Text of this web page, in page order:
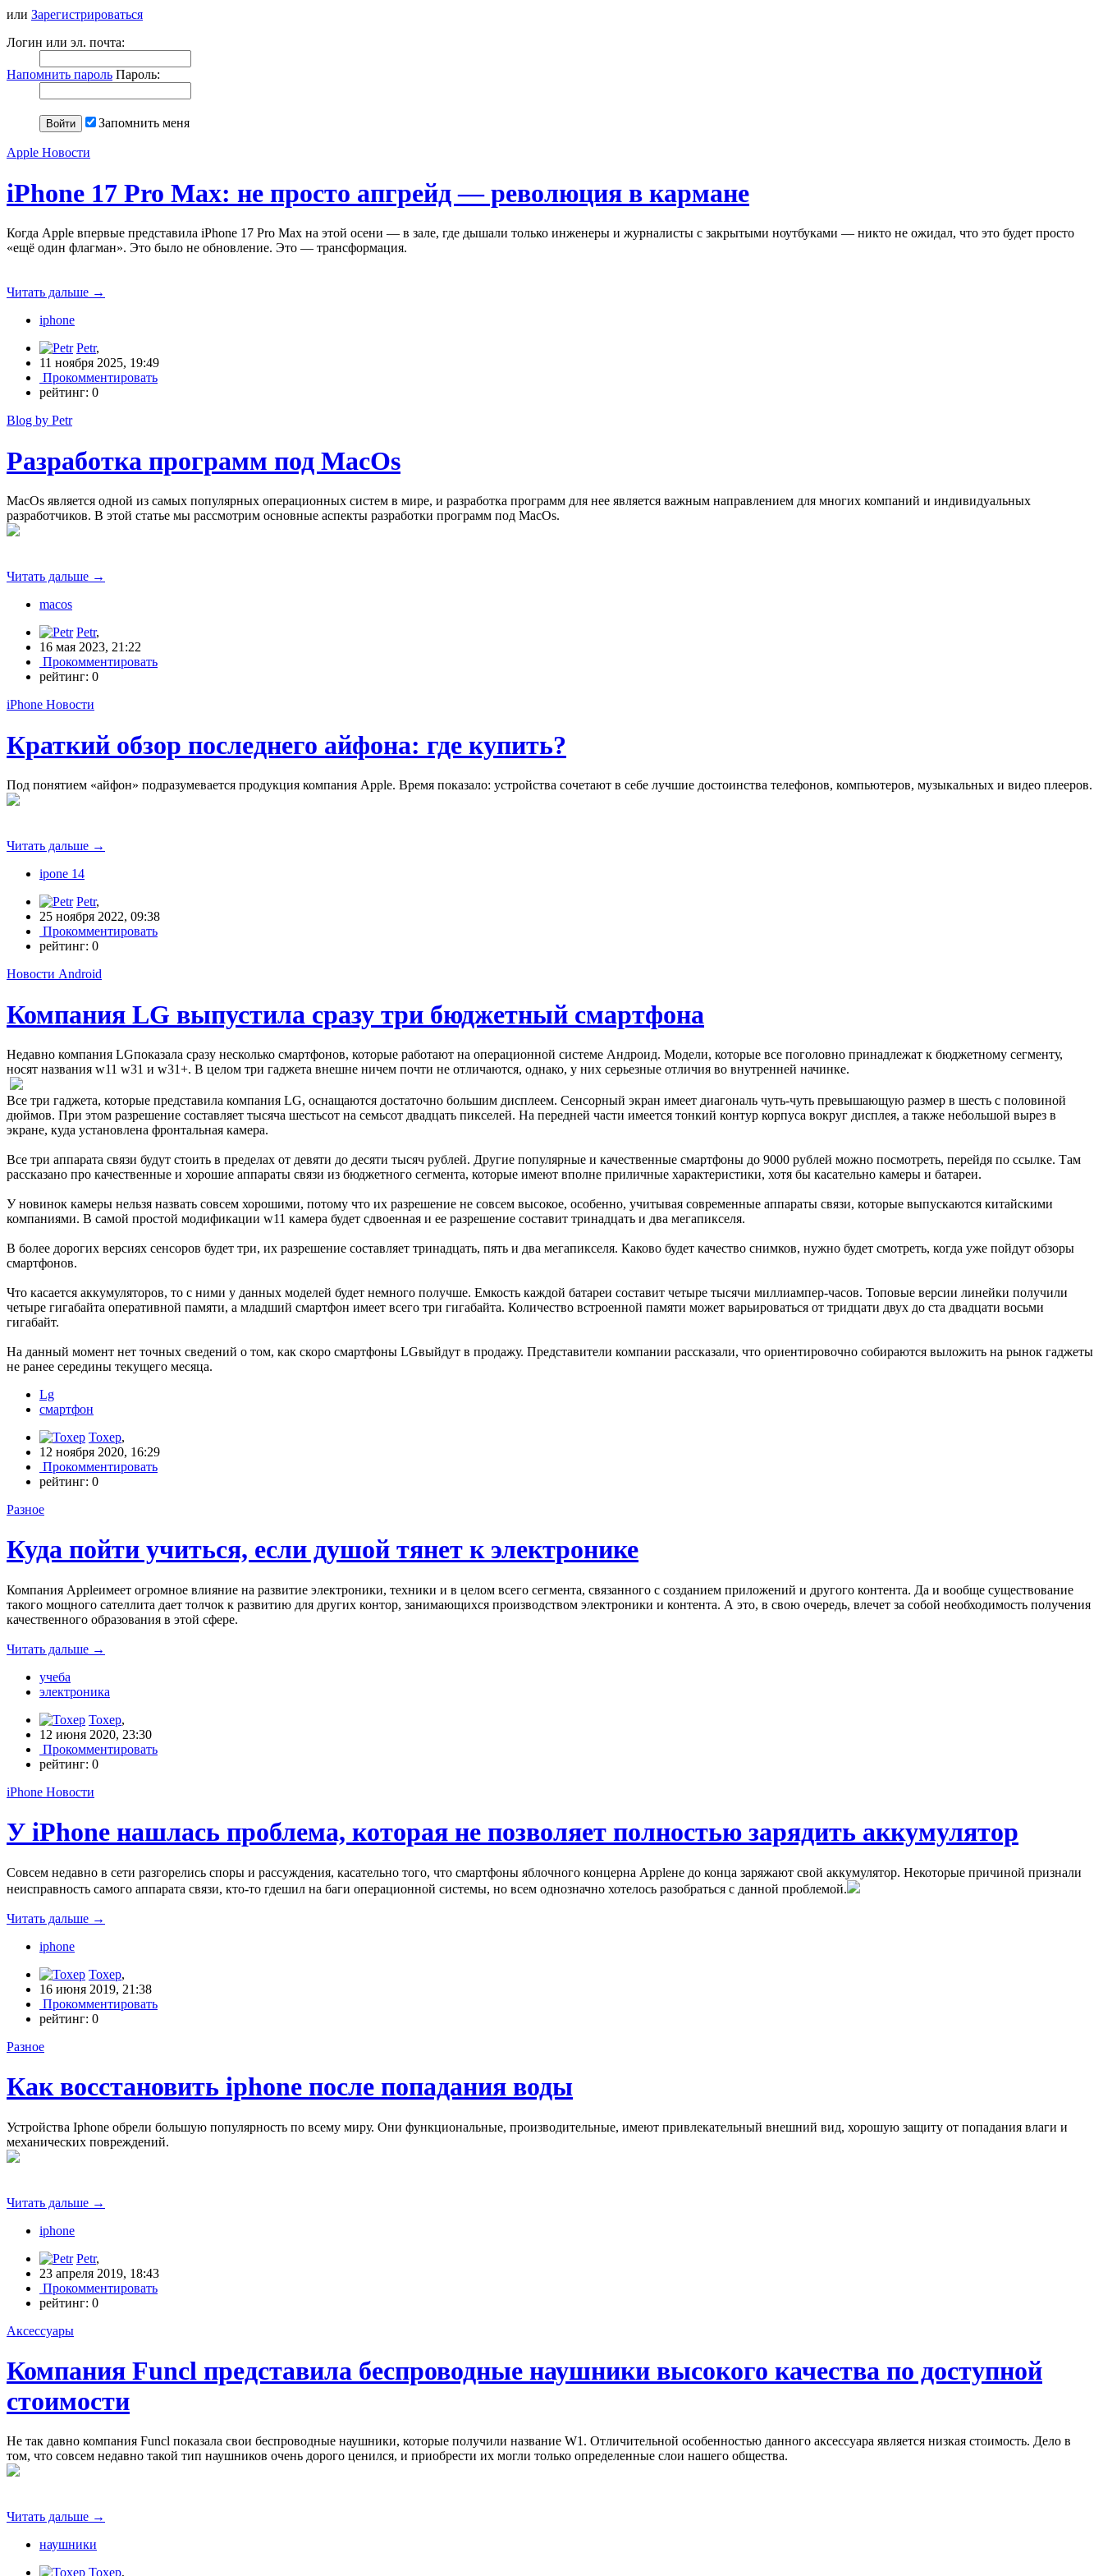
или Зарегистрироваться
Логин или эл. почта:
Напомнить пароль Пароль:
Запомнить меня
Apple Новости
iPhone 17 Pro Max: не просто апгрейд — революция в кармане
Когда Apple впервые представила iPhone 17 Pro Max на этой осени — в зале, где дышали только инженеры и журналисты с закрытыми ноутбуками — никто не ожидал, что это будет просто
«ещё один флагман». Это было не обновление. Это — трансформация.
Читать дальше →
iphone
Petr,
11 ноября 2025, 19:49
Прокомментировать
рейтинг: 0
Blog by Petr
Разработка программ под MacOs
MacOs является одной из самых популярных операционных систем в мире, и разработка программ для нее является важным направлением для многих компаний и индивидуальных
разработчиков. В этой статье мы рассмотрим основные аспекты разработки программ под MacOs.
Читать дальше →
macos
Petr,
16 мая 2023, 21:22
Прокомментировать
рейтинг: 0
iPhone Новости
Краткий обзор последнего айфона: где купить?
Под понятием «айфон» подразумевается продукция компания Apple. Время показало: устройства сочетают в себе лучшие достоинства телефонов, компьютеров, музыкальных и видео плееров.
Читать дальше →
ipone 14
Petr,
25 ноября 2022, 09:38
Прокомментировать
рейтинг: 0
Новости Android
Компания LG выпустила сразу три бюджетный смартфона
Недавно компания LGпоказала сразу несколько смартфонов, которые работают на операционной системе Андроид. Модели, которые все поголовно принадлежат к бюджетному сегменту,
носят названия w11 w31 и w31+. В целом три гаджета внешне ничем почти не отличаются, однако, у них серьезные отличия во внутренней начинке.
Все три гаджета, которые представила компания LG, оснащаются достаточно большим дисплеем. Сенсорный экран имеет диагональ чуть-чуть превышающую размер в шесть с половиной
дюймов. При этом разрешение составляет тысяча шестьсот на семьсот двадцать пикселей. На передней части имеется тонкий контур корпуса вокруг дисплея, а также небольшой вырез в
экране, куда установлена фронтальная камера.
Все три аппарата связи будут стоить в пределах от девяти до десяти тысяч рублей. Другие популярные и качественные смартфоны до 9000 рублей можно посмотреть, перейдя по ссылке. Там
рассказано про качественные и хорошие аппараты связи из бюджетного сегмента, которые имеют вполне приличные характеристики, хотя бы касательно камеры и батареи.
У новинок камеры нельзя назвать совсем хорошими, потому что их разрешение не совсем высокое, особенно, учитывая современные аппараты связи, которые выпускаются китайскими
компаниями. В самой простой модификации w11 камера будет сдвоенная и ее разрешение составит тринадцать и два мегапикселя.
В более дорогих версиях сенсоров будет три, их разрешение составляет тринадцать, пять и два мегапикселя. Каково будет качество снимков, нужно будет смотреть, когда уже пойдут обзоры
смартфонов.
Что касается аккумуляторов, то с ними у данных моделей будет немного получше. Емкость каждой батареи составит четыре тысячи миллиампер-часов. Топовые версии линейки получили
четыре гигабайта оперативной памяти, а младший смартфон имеет всего три гигабайта. Количество встроенной памяти может варьироваться от тридцати двух до ста двадцати восьми
гигабайт.
На данный момент нет точных сведений о том, как скоро смартфоны LGвыйдут в продажу. Представители компании рассказали, что ориентировочно собираются выложить на рынок гаджеты
не ранее середины текущего месяца.
Lg
смартфон
Toxep,
12 ноября 2020, 16:29
Прокомментировать
рейтинг: 0
Разное
Куда пойти учиться, если душой тянет к электронике
Компания Appleимеет огромное влияние на развитие электроники, техники и в целом всего сегмента, связанного с созданием приложений и другого контента. Да и вообще существование
такого мощного сателлита дает толчок к развитию для других контор, занимающихся производством электроники и контента. А это, в свою очередь, влечет за собой необходимость получения
качественного образования в этой сфере.
Читать дальше →
учеба
электроника
Toxep,
12 июня 2020, 23:30
Прокомментировать
рейтинг: 0
iPhone Новости
У iPhone нашлась проблема, которая не позволяет полностью зарядить аккумулятор
Совсем недавно в сети разгорелись споры и рассуждения, касательно того, что смартфоны яблочного концерна Appleне до конца заряжают свой аккумулятор. Некоторые причиной признали
неисправность самого аппарата связи, кто-то гдешил на баги операционной системы, но всем однозначно хотелось разобраться с данной проблемой.
Читать дальше →
iphone
Toxep,
16 июня 2019, 21:38
Прокомментировать
рейтинг: 0
Разное
Как восстановить iphone после попадания воды
Устройства Iphone обрели большую популярность по всему миру. Они функциональные, производительные, имеют привлекательный внешний вид, хорошую защиту от попадания влаги и
механических повреждений.
Читать дальше →
iphone
Petr,
23 апреля 2019, 18:43
Прокомментировать
рейтинг: 0
Аксессуары
Компания Funcl представила беспроводные наушники высокого качества по доступной
стоимости
Не так давно компания Funcl показала свои беспроводные наушники, которые получили название W1. Отличительной особенностью данного аксессуара является низкая стоимость. Дело в
том, что совсем недавно такой тип наушников очень дорого ценился, и приобрести их могли только определенные слои нашего общества.
Читать дальше →
наушники
Toxep,